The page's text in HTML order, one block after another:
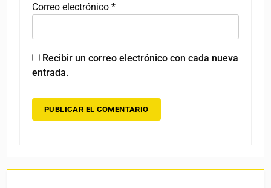
Correo electrónico *
Recibir un correo electrónico con cada nueva
entrada.